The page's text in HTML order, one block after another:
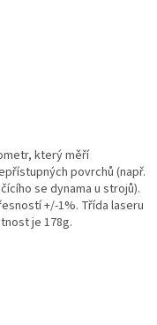
kterýměří
povrchů (např.
se dynama u strojů).
+/-1%. Třída laseru
je 178g.